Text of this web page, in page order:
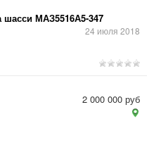
шасси МАЗ5516А5-347
24 июля 2018
2 000 000 руб